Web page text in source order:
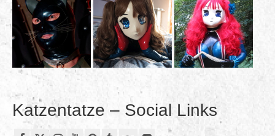
Katzentatze – Social Links